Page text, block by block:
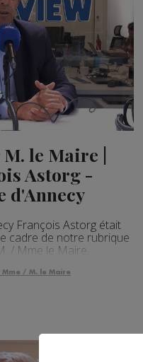
le Maire |
Astorg -
d'Annecy
François Astorg était
cadre de notre rubrique
/ Mme le Maire.
Mme / M. le Maire